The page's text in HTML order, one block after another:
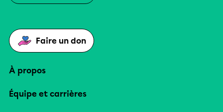
Faire un don
À propos
Équipe et carrières